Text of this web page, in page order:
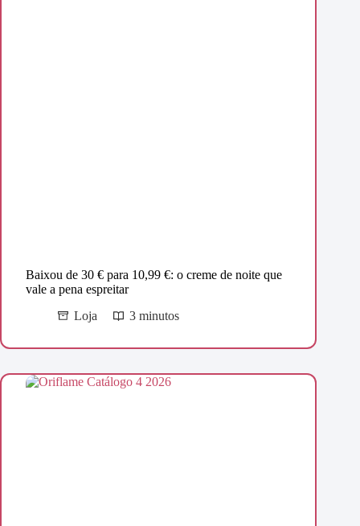
Baixou de 30 € para 10,99 €: o creme de noite que
vale a pena espreitar
Loja
3 minutos